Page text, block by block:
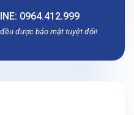
0964.412.999
được bảo mật tuyệt đối!